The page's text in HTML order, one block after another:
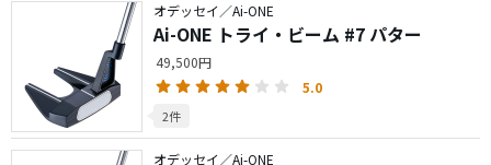
オデッセイ／Ai-ONE
Ai-ONE トライ・ビーム #7 パター
49,500円
5.0
2件
オデッセイ／Ai-ONE